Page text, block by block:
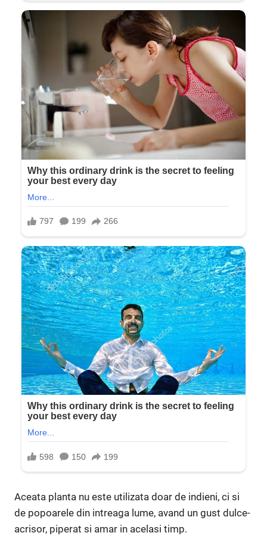
Aceata planta nu este utilizata doar de indieni, ci si
de popoarele din intreaga lume, avand un gust dulce-
acrisor, piperat si amar in acelasi timp.